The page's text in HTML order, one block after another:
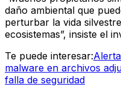
daño ambiental que
perturbar la vida
ecosistemas”, insiste el
Te puede interesar:
malware en archivos
falla de seguridad